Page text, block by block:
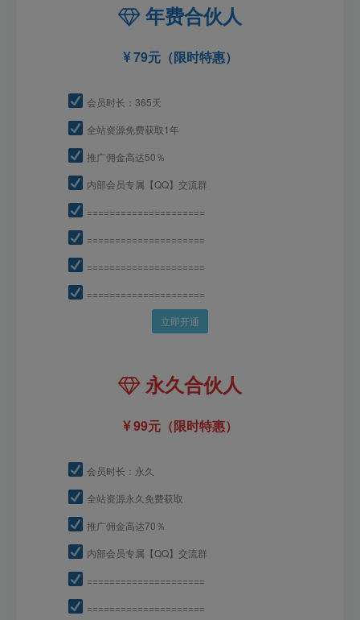
年费合伙人
79元（限时特惠）
会员时长：365天
全站资源免费获取1年
推广佣金高达50％
内部会员专属【QQ】交流群
=====================
=====================
=====================
=====================
立即开通
永久合伙人
99元（限时特惠）
会员时长：永久
全站资源永久免费获取
推广佣金高达70％
内部会员专属【QQ】交流群
=====================
=====================